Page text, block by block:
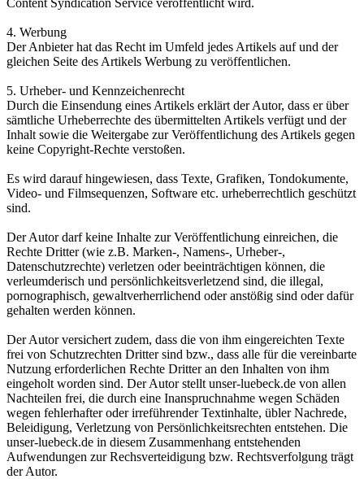
4. Werbung
Der Anbieter hat das Recht im Umfeld jedes Artikels auf und der
gleichen Seite des Artikels Werbung zu veröffentlichen.
5. Urheber- und Kennzeichenrecht
Durch die Einsendung eines Artikels erklärt der Autor, dass er über
sämtliche Urheberrechte des übermittelten Artikels verfügt und der
Inhalt sowie die Weitergabe zur Veröffentlichung des Artikels gegen
keine Copyright-Rechte verstoßen.
Es wird darauf hingewiesen, dass Texte, Grafiken, Tondokumente,
Video- und Filmsequenzen, Software etc. urheberrechtlich geschützt
sind.
Der Autor darf keine Inhalte zur Veröffentlichung einreichen, die
Rechte Dritter (wie z.B. Marken-, Namens-, Urheber-,
Datenschutzrechte) verletzen oder beeinträchtigen können, die
verleumderisch und persönlichkeitsverletzend sind, die illegal,
pornographisch, gewaltverherrlichend oder anstößig sind oder dafür
gehalten werden können.
Der Autor versichert zudem, dass die von ihm eingereichten Texte
frei von Schutzrechten Dritter sind bzw., dass alle für die vereinbarte
Nutzung erforderlichen Rechte Dritter an den Inhalten von ihm
eingeholt worden sind. Der Autor stellt unser-luebeck.de von allen
Nachteilen frei, die durch eine Inanspruchnahme wegen Schäden
wegen fehlerhafter oder irreführender Textinhalte, übler Nachrede,
Beleidigung, Verletzung von Persönlichkeitsrechten entstehen. Die
unser-luebeck.de in diesem Zusammenhang entstehenden
Aufwendungen zur Rechsverteidigung bzw. Rechtsverfolgung trägt
der Autor.